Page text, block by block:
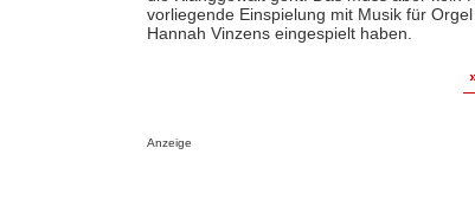
vorliegende Einspielung mit Musik für
Hannah Vinzens eingespielt haben.
Anzeige